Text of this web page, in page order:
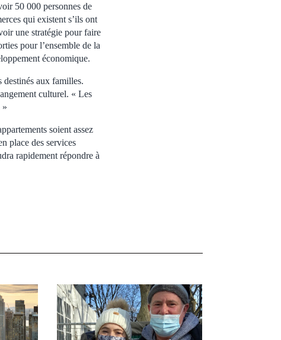
50 000 personnes de
qui existent s’ils ont
une stratégie pour faire
pour l’ensemble de la
économique.
aux familles.
culturel. « Les
»
soient assez
place des services
rapidement répondre à